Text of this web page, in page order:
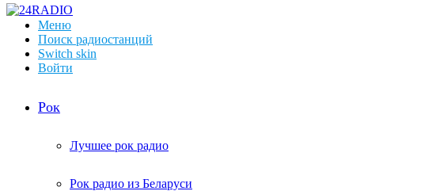
Меню
Поиск радиостанций
Switch skin
Войти
Рок
Лучшее рок радио
Рок радио из Беларуси